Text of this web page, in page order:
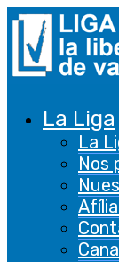
La Liga
La
Nos